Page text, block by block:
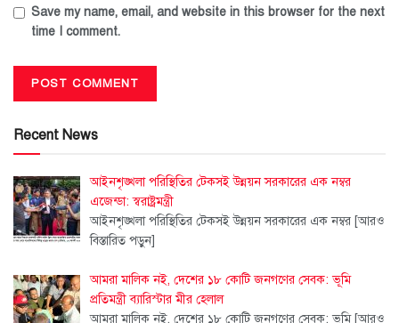
Save my name, email, and website in this browser for the next
time I comment.
Recent News
আইনশৃঙ্খলা পরিস্থিতির টেকসই উন্নয়ন সরকারের এক নম্বর
এজেন্ডা: স্বরাষ্ট্রমন্ত্রী
আইনশৃঙ্খলা পরিস্থিতির টেকসই উন্নয়ন সরকারের এক নম্বর [আরও
বিস্তারিত পড়ুন]
আমরা মালিক নই, দেশের ১৮ কোটি জনগণের সেবক: ভূমি
প্রতিমন্ত্রী ব্যারিস্টার মীর হেলাল
আমরা মালিক নই, দেশের ১৮ কোটি জনগণের সেবক: ভূমি [আরও